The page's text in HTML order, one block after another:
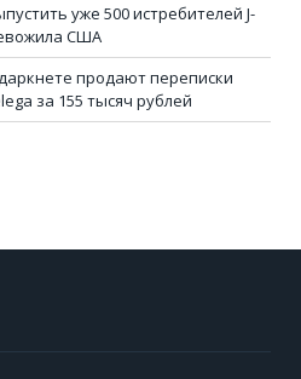
уже 500 истребителей J-
США
продают переписки
за 155 тысяч рублей